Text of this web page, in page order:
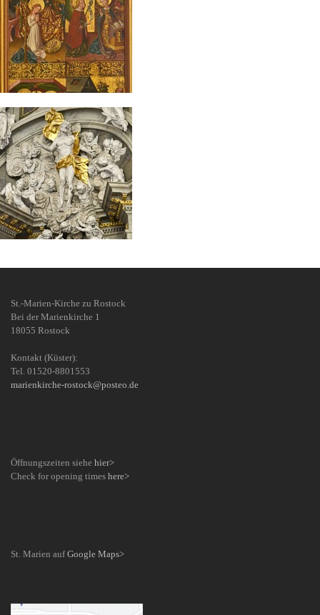
St.-Marien-Kirche zu Rostock
Bei der Marienkirche 1
18055 Rostock
Kontakt (Küster):
Tel. 01520-8801553
marienkirche-rostock@posteo.de
Öffnungszeiten siehe hier>
Check for opening times here>
St. Marien aufGoogle Maps>